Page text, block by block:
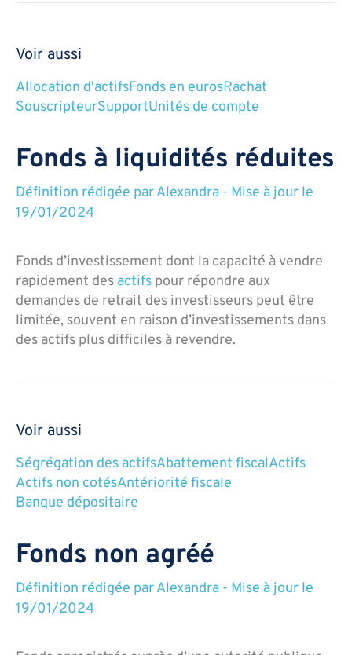
Voir aussi
Allocation d'actifsFonds en eurosRachat
SouscripteurSupportUnités de compte
Fonds à liquidités réduites
Définition rédigée parAlexandra - Mise à jour le
19/01/2024
Fonds d’investissement dont la capacité à vendre
rapidement des actifs pour répondre aux
demandes de retrait des investisseurs peut être
limitée, souvent en raison d’investissements dans
des actifs plus difficiles à revendre.
Voir aussi
Ségrégation des actifsAbattement fiscalActifs
Actifs non cotésAntériorité fiscale
Banque dépositaire
Fonds non agréé
Définition rédigée parAlexandra - Mise à jour le
19/01/2024